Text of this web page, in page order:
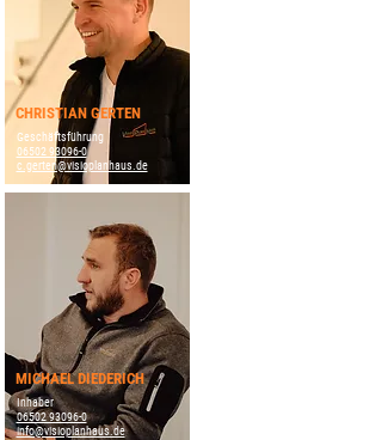
CHRISTIAN GERTEN
Geschäftsführung
06502 93096-0
c.gerten@visioplanhaus.de
MICHAEL DIEDERICH
Inhaber
06502 93096-0
info@visioplanhaus.de